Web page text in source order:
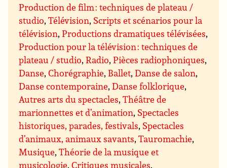
Production de film : techniques de plateau /
studio,Télévision, Scripts et scénarios pour la
télévision,Productions dramatiques télévisées,
Production pour la télévision : techniques de
plateau / studio,Radio,Pièces radiophoniques,
Danse,Chorégraphie, Ballet,Danse de salon,
Danse contemporaine,Danse folklorique,
Autres arts du spectacles,Théâtre de
marionnettes et d’animation, Spectacles
historiques, parades, festivals, Spectacles
d’animaux, animaux savants,Tauromachie,
Musique,Théorie de la musique et
musicologie,Critiques musicales,